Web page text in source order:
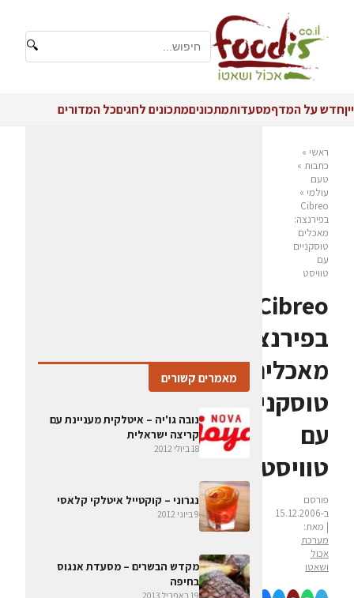
🔍
ייןחדש על המדףמסעדותמתכוניםמתכונים לחגיםכל המדורים
ראשי »
כתבות »
טעם
עולמי »
Cibreo
בפירנצה:
מאכלים
טוסקניים
עם
טוויסט
Cibreo
בפירנצה:
מאכלים
טוסקניים
עם
טוויסט
פורסם
ב-15.12.2006
| מאת:
מערכת
אכול
ושאטו
מאמרים קשורים
נובה גו'יה – איטלקית מעניינת עם
קריצה ישראלית
18 ביולי 2012
נגרוני – קוקטייל איטלקי קלאסי
9 ביוני 2012
מקדש הבשרים – מסעדת אנגוס
בחיפה
19 באפריל 2013